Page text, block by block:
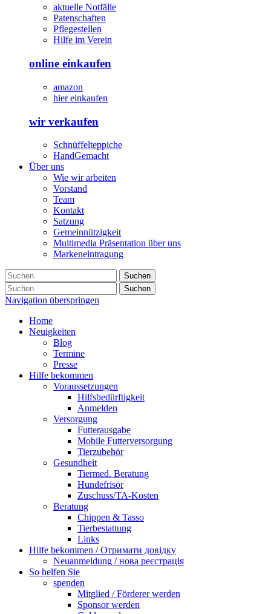
aktuelle Notfälle
Patenschaften
Pflegestellen
Hilfe im Verein
online einkaufen
amazon
hier einkaufen
wir verkaufen
Schnüffelteppiche
HandGemacht
Über uns
Wie wir arbeiten
Vorstand
Team
Kontakt
Satzung
Gemeinnützigkeit
Multimedia Präsentation über uns
Markeneintragung
Suchen
Suchen
Navigation überspringen
Home
Neuigkeiten
Blog
Termine
Presse
Hilfe bekommen
Voraussetzungen
Hilfsbedürftigkeit
Anmelden
Versorgung
Futterausgabe
Mobile Futterversorgung
Tierzubehör
Gesundheit
Tiermed. Beratung
Hundefrisör
Zuschuss/TA-Kosten
Beratung
Chippen & Tasso
Tierbestattung
Links
Hilfe bekommen / Отримати довідку
Neuanmeldung / нова реєстрація
So helfen Sie
spenden
Mitglied / Förderer werden
Sponsor werden